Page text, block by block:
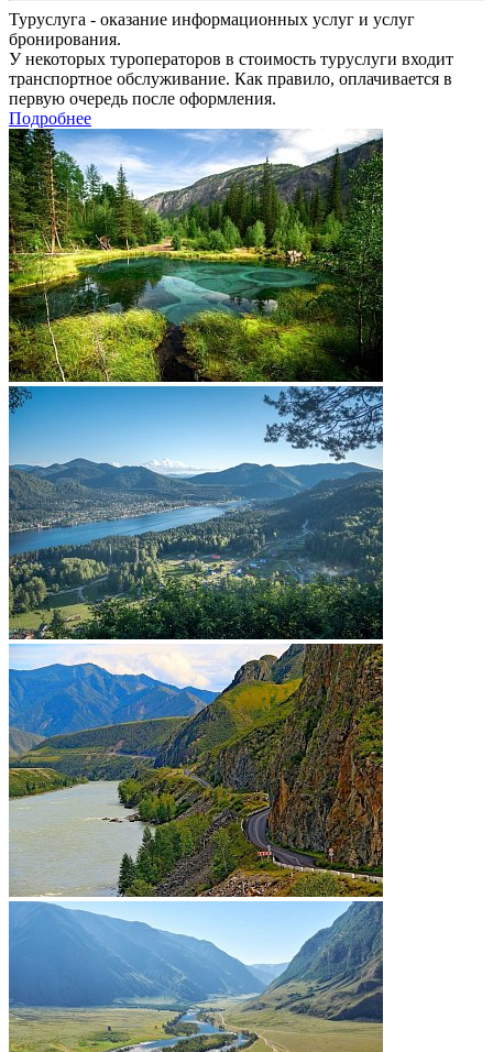
Туруслуга - оказание информационных услуг и услуг
бронирования.
У некоторых туроператоров в стоимость туруслуги входит
транспортное обслуживание. Как правило, оплачивается в
первую очередь после оформления.
Подробнее